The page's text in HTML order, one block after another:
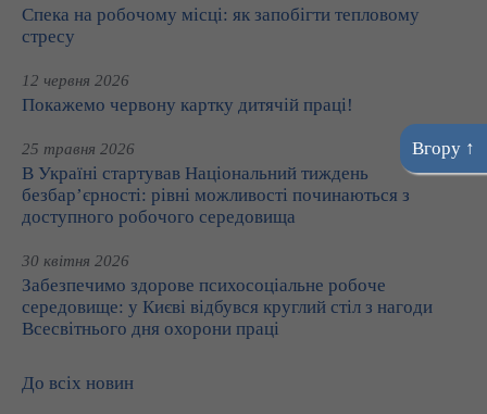
Спека на робочому місці: як запобігти тепловому
стресу
12 червня 2026
Покажемо червону картку дитячій праці!
25 травня 2026
В Україні стартував Національний тиждень
безбар’єрності: рівні можливості починаються з
доступного робочого середовища
30 квітня 2026
Забезпечимо здорове психосоціальне робоче
середовище: у Києві відбувся круглий стіл з нагоди
Всесвітнього дня охорони праці
До всіх новин
Вгору ↑